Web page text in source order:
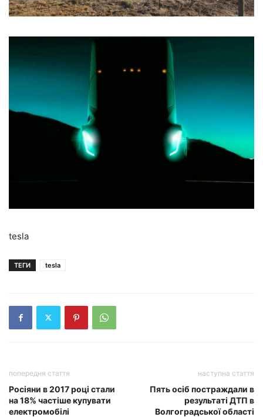
tesla
ТЕГИ tesla
попередня стаття
Росіяни в 2017 році стали
на 18% частіше купувати
електромобілі
наступна стаття
Пять осіб постраждали в
результаті ДТП в
Волгоградської області